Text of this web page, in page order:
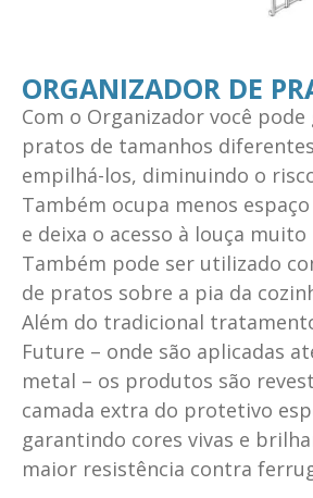
ORGANIZADOR DE
Com o Organizador você pode
pratos de tamanhos
empilhá-los, diminuindo o
Também ocupa menos
e deixa o acesso à louça
Também pode ser utilizado
de pratos sobre a pia da
Além do tradicional
Future – onde são aplicadas
metal – os produtos são
camada extra do protetivo
garantindo cores vivas e
maior resistência contra